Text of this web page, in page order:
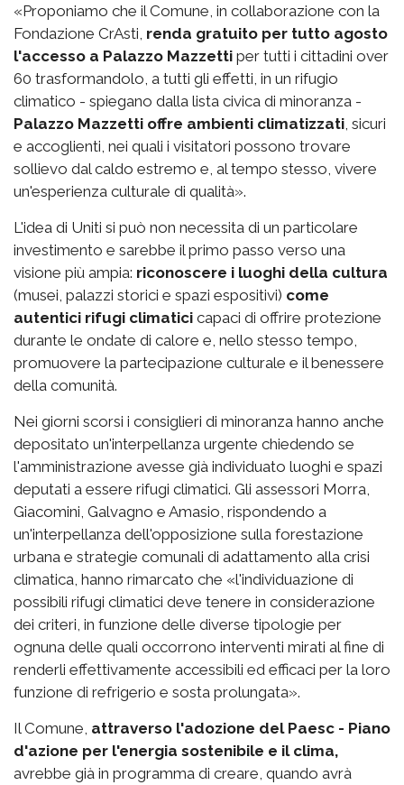
«Proponiamo che il Comune, in collaborazione con la
Fondazione CrAsti, renda gratuito per tutto agosto
l'accesso a Palazzo Mazzetti per tutti i cittadini over
60 trasformandolo, a tutti gli effetti, in un rifugio
climatico - spiegano dalla lista civica di minoranza -
Palazzo Mazzetti offre ambienti climatizzati , sicuri
e accoglienti, nei quali i visitatori possono trovare
sollievo dal caldo estremo e, al tempo stesso, vivere
un'esperienza culturale di qualità».
L'idea di Uniti si può non necessita di un particolare
investimento e sarebbe il primo passo verso una
visione più ampia: riconoscere i luoghi della cultura
(musei, palazzi storici e spazi espositivi) come
autentici rifugi climatici capaci di offrire protezione
durante le ondate di calore e, nello stesso tempo,
promuovere la partecipazione culturale e il benessere
della comunità.
Nei giorni scorsi i consiglieri di minoranza hanno anche
depositato un'interpellanza urgente chiedendo se
l'amministrazione avesse già individuato luoghi e spazi
deputati a essere rifugi climatici. Gli assessori Morra,
Giacomini, Galvagno e Amasio, rispondendo a
un'interpellanza dell'opposizione sulla forestazione
urbana e strategie comunali di adattamento alla crisi
climatica, hanno rimarcato che «l'individuazione di
possibili rifugi climatici deve tenere in considerazione
dei criteri, in funzione delle diverse tipologie per
ognuna delle quali occorrono interventi mirati al fine di
renderli effettivamente accessibili ed efficaci per la loro
funzione di refrigerio e sosta prolungata».
Il Comune, attraverso l'adozione del Paesc - Piano
d'azione per l'energia sostenibile e il clima,
avrebbe già in programma di creare, quando avrà